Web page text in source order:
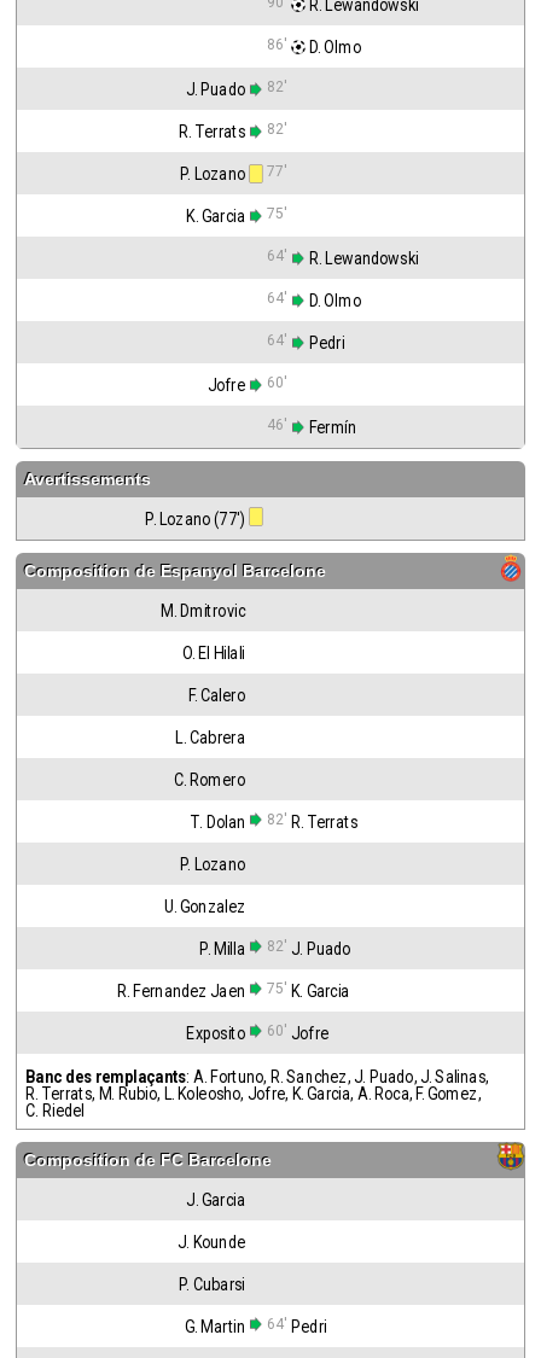
R. Lewandowski
86' D. Olmo
J. Puado 82'
R. Terrats 82'
P. Lozano 77'
K. Garcia 75'
64' R. Lewandowski
64' D. Olmo
64' Pedri
Jofre 60'
46' Fermín
Avertissements
P. Lozano (77')
Composition de Espanyol Barcelone
M. Dmitrovic
O. El Hilali
F. Calero
L. Cabrera
C. Romero
T. Dolan 82' R. Terrats
P. Lozano
U. Gonzalez
P. Milla 82' J. Puado
R. Fernandez Jaen 75' K. Garcia
Exposito 60' Jofre
Banc des remplaçants: A. Fortuno, R. Sanchez,J. Puado,J. Salinas,
R. Terrats, M. Rubio, L. Koleosho, Jofre, K. Garcia, A. Roca, F. Gomez,
C. Riedel
Composition de FC Barcelone
J. Garcia
J. Kounde
P. Cubarsi
G. Martin 64' Pedri